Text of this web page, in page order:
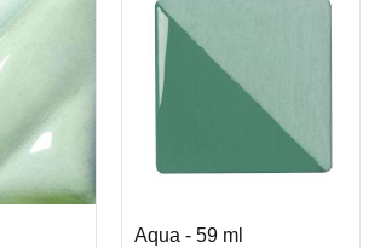
Aqua - 59 ml